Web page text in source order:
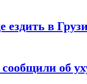
ездить в
об